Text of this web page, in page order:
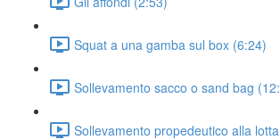
Squat a una gamba sul box (6:24)
Sollevamento sacco o sand bag
Sollevamento propedeutico alla